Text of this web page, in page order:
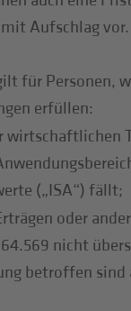
Aufschlag vor.
für Personen,
erfüllen:
wirtschaftlichen
(„ISA“) fällt;
oder
nicht
betroffen sind